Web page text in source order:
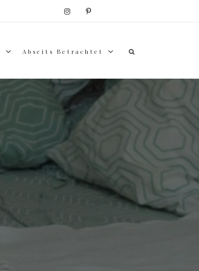
Abseits Betrachtet